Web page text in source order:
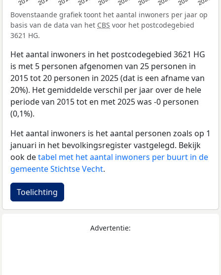
Bovenstaande grafiek toont het aantal inwoners per jaar op
basis van de data van het CBS voor het postcodegebied
3621 HG.
Het aantal inwoners in het postcodegebied 3621 HG
is met 5 personen afgenomen van 25 personen in
2015 tot 20 personen in 2025 (dat is een afname van
20%). Het gemiddelde verschil per jaar over de hele
periode van 2015 tot en met 2025 was -0 personen
(0,1%).
Het aantal inwoners is het aantal personen zoals op 1
januari in het bevolkingsregister vastgelegd. Bekijk
ook detabel met het aantal inwoners per buurt in de
gemeente Stichtse Vecht.
Toelichting
Advertentie: